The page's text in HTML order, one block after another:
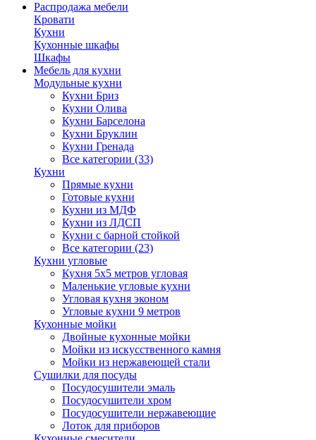
Распродажа мебели
Кровати
Кухни
Кухонные шкафы
Шкафы
Мебель для кухни
Модульные кухни
Кухни Бриз
Кухни Олива
Кухни Барселона
Кухни Бруклин
Кухни Гренада
Все категории (33)
Кухни
Прямые кухни
Готовые кухни
Кухни из МДФ
Кухни из ЛДСП
Кухни с барной стойкой
Все категории (23)
Кухни угловые
Кухня 5х5 метров угловая
Маленькие угловые кухни
Угловая кухня эконом
Угловые кухни 9 метров
Кухонные мойки
Двойные кухонные мойки
Мойки из искусственного камня
Мойки из нержавеющей стали
Сушилки для посуды
Посудосушители эмаль
Посудосушители хром
Посудосушители нержавеющие
Лоток для приборов